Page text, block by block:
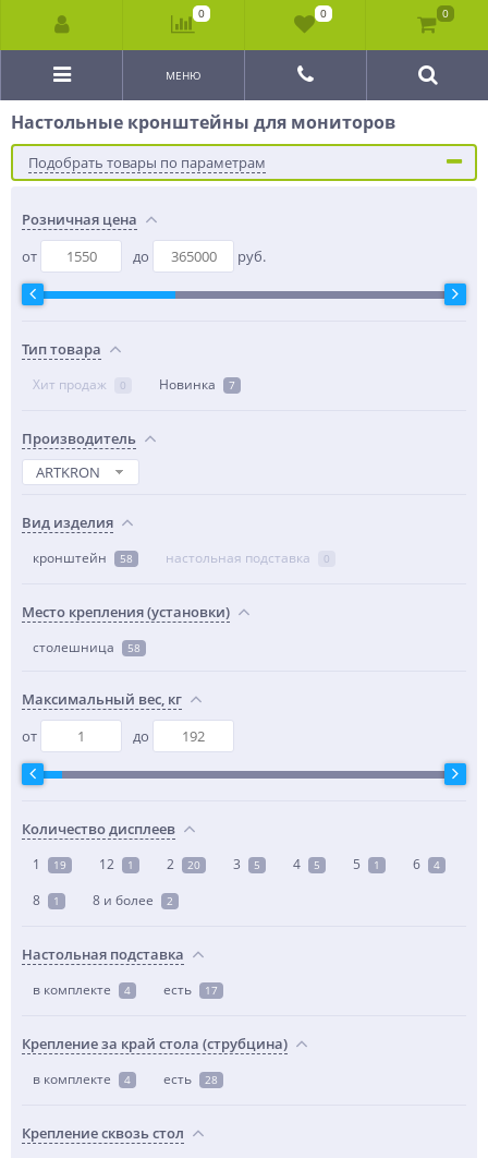
МЕНЮ
Настольные кронштейны для мониторов
Подобрать товары по параметрам
Розничная цена
от
до руб.
Тип товара
Хит продаж 0 Новинка 7
Производитель
ARTKRON
Вид изделия
кронштейн 58 настольная подставка 0
Место крепления (установки)
столешница 58
Максимальный вес, кг
от
до
Количество дисплеев
1 19 12 1 2 20 3 5 4 5 5 1 6 4
8 1 8 и более 2
Настольная подставка
в комплекте 4 есть 17
Крепление за край стола (струбцина)
в комплекте 4 есть 28
Крепление сквозь стол
0 0 0